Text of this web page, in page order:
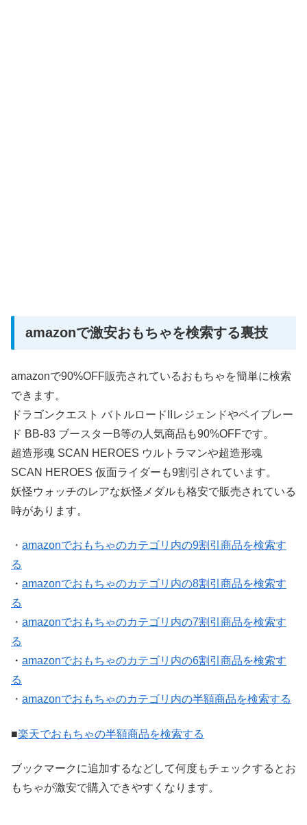
amazonで激安おもちゃを検索する裏技
amazonで90%OFF販売されているおもちゃを簡単に検索
できます。
ドラゴンクエスト バトルロードIIレジェンドやベイブレー
ド BB-83 ブースターB等の人気商品も90%OFFです。
超造形魂 SCAN HEROES ウルトラマンや超造形魂
SCAN HEROES 仮面ライダーも9割引されています。
妖怪ウォッチのレアな妖怪メダルも格安で販売されている
時があります。
・ amazonでおもちゃのカテゴリ内の9割引商品を検索す
る
・ amazonでおもちゃのカテゴリ内の8割引商品を検索す
る
・ amazonでおもちゃのカテゴリ内の7割引商品を検索す
る
・ amazonでおもちゃのカテゴリ内の6割引商品を検索す
る
・ amazonでおもちゃのカテゴリ内の半額商品を検索する
■楽天でおもちゃの半額商品を検索する
ブックマークに追加するなどして何度もチェックするとお
もちゃが激安で購入できやすくなります。